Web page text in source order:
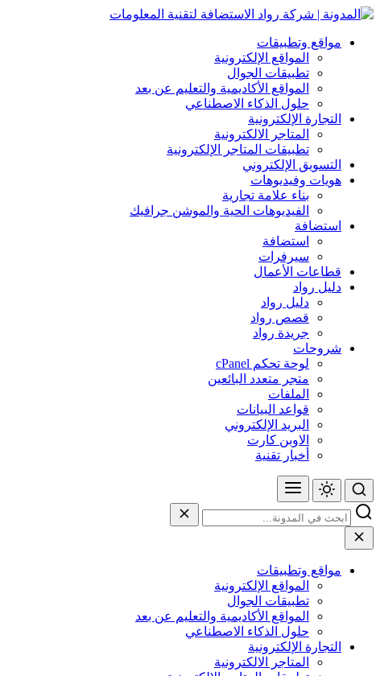
مواقع وتطبيقات
المواقع الإلكترونية
تطبيقات الجوال
المواقع الأكاديمية والتعليم عن بعد
حلول الذكاء الاصطناعي
التجارة الإلكترونية
المتاجر الالكترونية
تطبيقات المتاجر الإلكترونية
التسويق الإلكتروني
هويات وفيديوهات
بناء علامة تجارية
الفيديوهات الحية والموشن جرافيك
استضافة
استضافة
سيرفرات
قطاعات الأعمال
دليل رواد
دليل رواد
قصص رواد
جريدة رواد
شروحات
لوحة تحكم cPanel
متجر متعدد البائعين
الملفات
قواعد البيانات
البريد الإلكتروني
الاوبن كارت
أخبار تقنية
مواقع وتطبيقات
المواقع الإلكترونية
تطبيقات الجوال
المواقع الأكاديمية والتعليم عن بعد
حلول الذكاء الاصطناعي
التجارة الإلكترونية
المتاجر الالكترونية